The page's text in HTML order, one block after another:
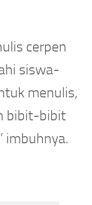
cerpen
siswa-
menulis,
bibit-bibit
imbuhnya.